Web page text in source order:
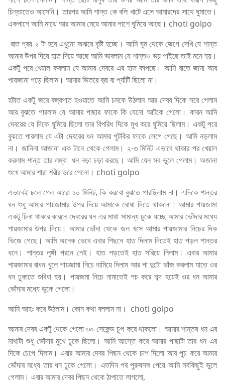
চিন্তাতেও আসেনি। তারপর আমি শান্ত কে বলি খাটে এসে আমারদের সাথে ঘুমাতে।
একপাশে আমি মাঝে আর আমার মেয়ে আমার পাশে ঘুমিয়ে আছে। choti golpo
রাত প্রয় ২ টা হবে এখুনো অঝরে বৃষ্টি হচ্ছে। আমি ঘুম থেকে জেগে দেখি যে শান্ত
আমার উপর দিয়ে হাত দিয়ে আছে আমি ভাবলাম যে শান্তও ভয় পাইছে তাই মনে হয়।
একটু পরে খেয়াল করলাম যে আমার দেবরে এর হাত কাপছে। আমি রাতে জামা আর
পায়জামা পড়ে ছিলাম। আমার ভিতরে ব্রা বা প্যাঁটি ছিলো না।
হটাত একটু জরে বজ্রপাত হওয়াতে আমি চমকে উঠলাম আর দেবর দিকে সরে গেলাম
আর বুঝতে পারলাম যে আমার পাছার ফাকে কি যেনো আটকে গেলো। কারন আমি
দেবরের যে দিকে ঘুমিয়ে ছিলো তার বিপরিধ দিকে মুখ করে ঘুমিয়ে ছিলাম। একটু পরে
বুঝতে পারলাম যে এটা দেবরের ধন আমার পুটকির ফাকে লেগে গেছে। আমি নড়লাম
না। জানিনা আজানা এক টানে থেকে গেলাম। ২-৩ মিনিট এভাবে থাকার পর খেয়াল
করলাম শান্ত তার লম্বা ধন নড়া চড়া করছে। আমি যেন সব ভুলে গেলাম। অজানা
শুখে আমার শারা শরীর ভরে গেলো। choti golpo
এভাবেই চলে গেল আরো ১০ মিনিট, কি করবো বুঝতে পারছিলাম না। এদিকে শান্তর
ধন শুধু আমার পায়জামার উপর দিয়ে আমাকে ঘোষা দিতে থাকলো। আমার পায়জামা
একটু ঢিলা থাকার কারনে দেবরের ধন এর মাথা সামান্য ঢুকে যচ্ছে আমার ভোঁদার মধ্যে
পায়জামার উপর দিয়ে। আমার ভোঁদা থেকে জল খসে আমার পায়জামার নিচের দিক
ভিজে গেছে। আমি অনেক ভেবে এবার পিছনে হাত দিলাম দিতেই হাত পড়ল শান্তর
ধনে। শান্তর লুঙ্গী পরনে নেই। হাত পড়তেই হাত সরিয়ে নিলাম। এবার আমার
পায়জামার বাধন খুলে পায়জামা নিচে নামিয়ে দিলাম আর পা দুটো ভাঁজ করলাম যাতে ওর
ধন ঢুকাতে শুবিধা হয়। পায়জমা নিচে নামাতেই পচ করে শব্দ হয়েই ওর ধন আমার
ভোঁদার মধ্যে ডুকে গেলো।
আমি আহঃ করে উঠলাম। কোন কথা বললাম না। choti golpo
আমার দেবর একটু থেকে গেলো ৩০ সেকেন্ড চুপ করে থাকলো। আমার শান্তর ধন এর
মাথাটা শুধু ভোঁদার মুখে ঢুকে ছিলো। আমি আস্তে করে আমার পাছাটা তার ধন এর
দিকে চেপে দিলাম। এবার আমার দেবর পিছন থেকে চাপ দিলো আর পুচ করে আমার
ভোঁদার মধ্যে তার ধন ঢুকে গেলো। এতদিন পর পুরুষসঙ্গ পেয়ে আমি সবকিছুই ভুলে
গেলাম। এবার আমার দেবর পিছন থেকে ঠাপাতে লাগলো,